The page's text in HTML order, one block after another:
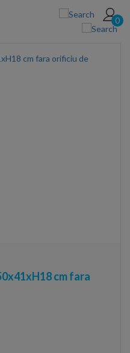
0
cm fara